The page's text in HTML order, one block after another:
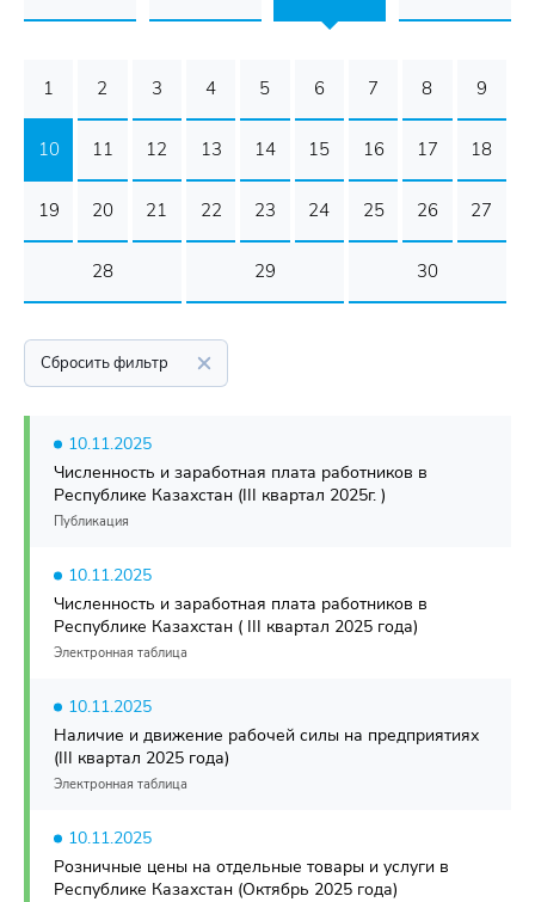
1 2 3 4 5 6 7 8 9
10 11 12 13 14 15 16 17 18
19 20 21 22 23 24 25 26 27
28 29 30
Сбросить фильтр
10.11.2025
Численность и заработная плата работников в
Республике Казахстан (III квартал 2025г. )
Публикация
10.11.2025
Численность и заработная плата работников в
Республике Казахстан ( III квартал 2025 года)
Электронная таблица
10.11.2025
Наличие и движение рабочей силы на предприятиях
(III квартал 2025 года)
Электронная таблица
10.11.2025
Розничные цены на отдельные товары и услуги в
Республике Казахстан (Октябрь 2025 года)